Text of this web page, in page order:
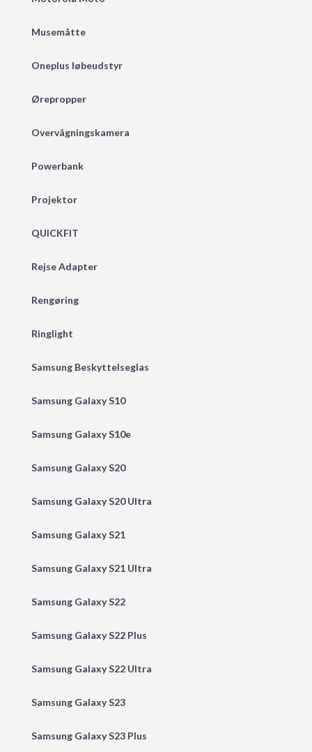
Musemåtte
Oneplus løbeudstyr
Ørepropper
Overvågningskamera
Powerbank
Projektor
QUICKFIT
Rejse Adapter
Rengøring
Ringlight
Samsung Beskyttelseglas
Samsung Galaxy S10
Samsung Galaxy S10e
Samsung Galaxy S20
Samsung Galaxy S20 Ultra
Samsung Galaxy S21
Samsung Galaxy S21 Ultra
Samsung Galaxy S22
Samsung Galaxy S22 Plus
Samsung Galaxy S22 Ultra
Samsung Galaxy S23
Samsung Galaxy S23 Plus